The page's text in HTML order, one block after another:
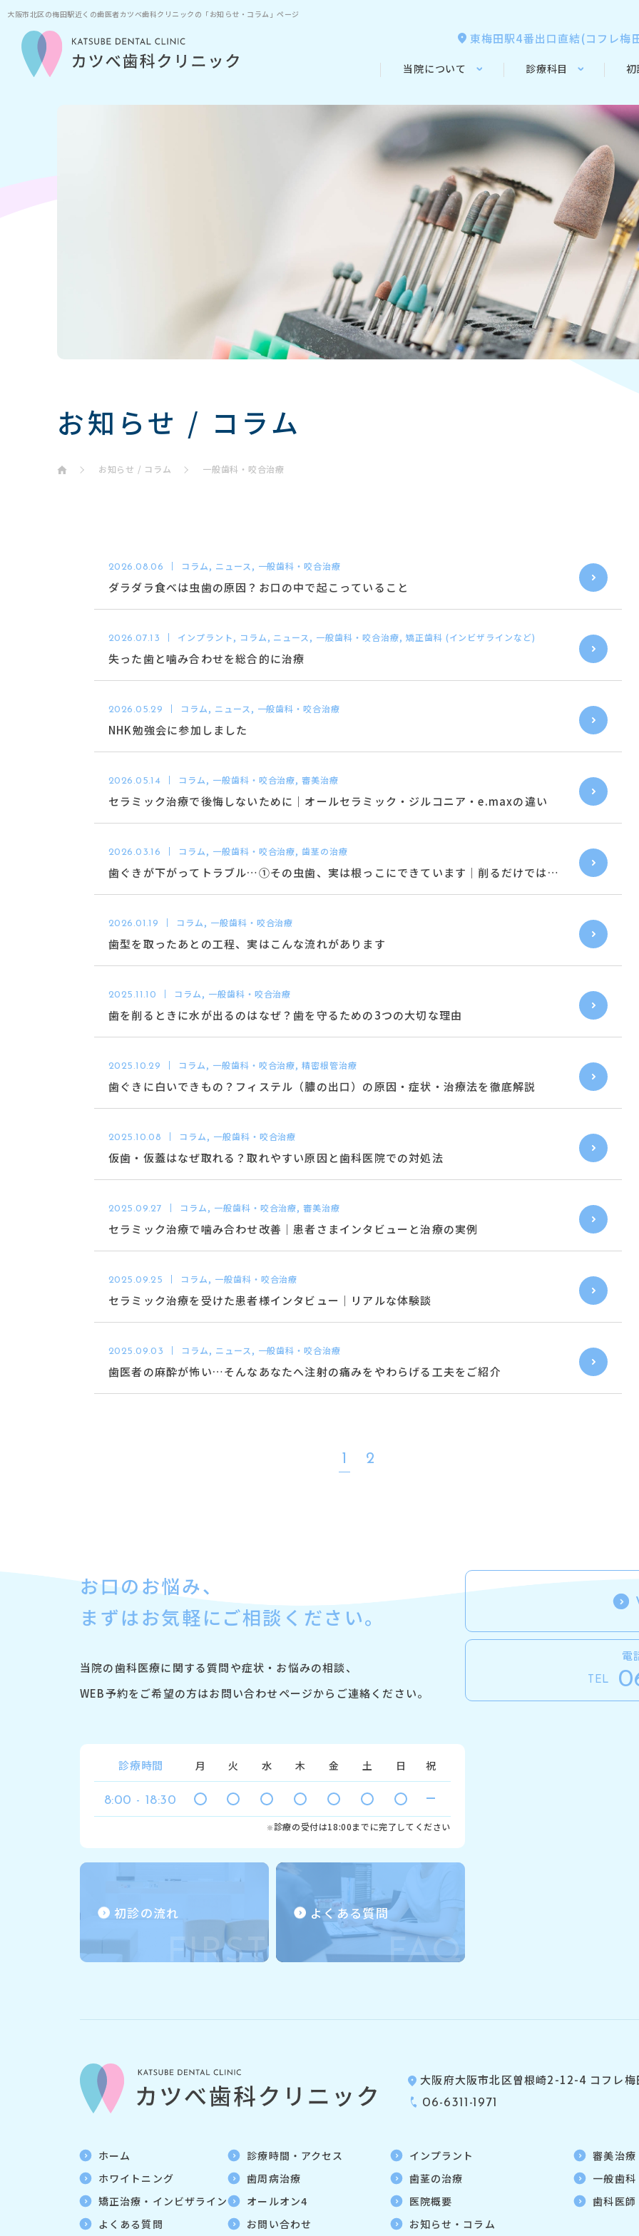
大阪市北区の梅田駅近くの歯医者カツベ歯科クリニックの「お知らせ・コラム」ページ
東梅田駅4番出口直結(コフレ梅
当院について
医院概要
当院の特徴
診療時間・アクセス
歯科医師・
よくある質問
診療科目
OUR CARE
インプラント
精密根管治療
歯周病治療
一般歯科・咬合治療
矯正治療・インビザ
お知らせ / コラム
お知らせ / コラム 一般歯科・咬合治療
2026.08.06 コラム, ニュース, 一般歯科・咬合治療
ダラダラ食べは虫歯の原因？お口の中で起こっていること
2026.07.13 インプラント, コラム, ニュース, 一般歯科・咬合治療, 矯正歯科 (インビザラインなど)
失った歯と噛み合わせを総合的に治療
2026.05.29 コラム, ニュース, 一般歯科・咬合治療
NHK勉強会に参加しました
2026.05.14 コラム, 一般歯科・咬合治療, 審美治療
セラミック治療で後悔しないために｜オールセラミック・ジルコニア・e.maxの違い
2026.03.16 コラム, 一般歯科・咬合治療, 歯茎の治療
歯ぐきが下がってトラブル…①その虫歯、実は根っこにできています｜削るだけでは不
2026.01.19 コラム, 一般歯科・咬合治療
歯型を取ったあとの工程、実はこんな流れがあります
2025.11.10 コラム, 一般歯科・咬合治療
歯を削るときに水が出るのはなぜ？歯を守るための3つの大切な理由
2025.10.29 コラム, 一般歯科・咬合治療, 精密根管治療
歯ぐきに白いできもの？フィステル（膿の出口）の原因・症状・治療法を徹底解説
2025.10.08 コラム, 一般歯科・咬合治療
仮歯・仮蓋はなぜ取れる？取れやすい原因と歯科医院での対処法
2025.09.27 コラム, 一般歯科・咬合治療, 審美治療
セラミック治療で噛み合わせ改善｜患者さまインタビューと治療の実例
2025.09.25 コラム, 一般歯科・咬合治療
セラミック治療を受けた患者様インタビュー｜リアルな体験談
2025.09.03 コラム, ニュース, 一般歯科・咬合治療
歯医者の麻酔が怖い…そんなあなたへ注射の痛みをやわらげる工夫をご紹介
1 2
お口のお悩み、
まずはお気軽にご相談ください。
当院の歯科医療に関する質問や症状・ お悩みの相談、
WEB予約をご希望の方はお問い合わせページからご連絡ください。
電
TEL
診療時間 月 火 水 木 金 土 日 祝
8:00 - 18:30
※診療の受付は18:00までに完了してください
初診の流れ
FIRST
よくある質問
FAQ
大阪府大阪市北区曽根崎2-12-4 コフレ
06-6311-1971
ホーム 診療時間・アクセス インプラント
審美治療
ホワイトニング
歯周病治療 歯茎の治療
一般歯
矯正治療・インビザライン
オールオン4 医院概要
歯科医
よくある質問
お問い合わせ お知らせ・コラム